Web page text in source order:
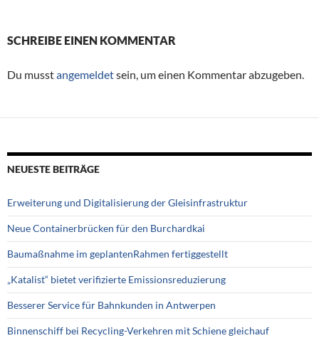
SCHREIBE EINEN KOMMENTAR
Du musstangemeldetsein, um einen Kommentar abzugeben.
NEUESTE BEITRÄGE
Erweiterung und Digitalisierung der Gleisinfrastruktur
Neue Containerbrücken für den Burchardkai
Baumaßnahme im geplantenRahmen fertiggestellt
„Katalist“ bietet verifizierte Emissionsreduzierung
Besserer Service für Bahnkunden in Antwerpen
Binnenschiff bei Recycling-Verkehren mit Schiene gleichauf